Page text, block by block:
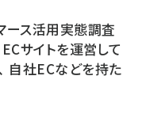
ース活用実態調査
サイトを運営して
自社ECなどを持た